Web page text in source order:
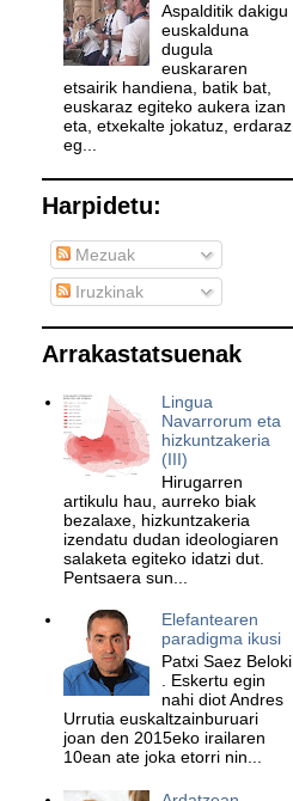
Aspalditik dakigu
euskalduna
dugula
euskararen
etsairik handiena, batik bat,
euskaraz egiteko aukera izan
eta, etxekalte jokatuz, erdaraz
eg...
Harpidetu:
Mezuak
Iruzkinak
Arrakastatsuenak
Lingua
Navarrorum eta
hizkuntzakeria
(III)
Hirugarren
artikulu hau, aurreko biak
bezalaxe, hizkuntzakeria
izendatu dudan ideologiaren
salaketa egiteko idatzi dut.
Pentsaera sun...
Elefantearen
paradigma ikusi
Patxi Saez Beloki
. Eskertu egin
nahi diot Andres
Urrutia euskaltzainburuari
joan den 2015eko irailaren
10ean ate joka etorri nin...